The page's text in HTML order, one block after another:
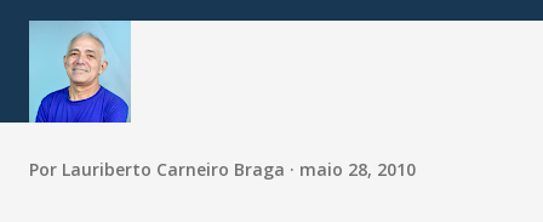
Por Lauriberto Carneiro Braga maio 28, 2010